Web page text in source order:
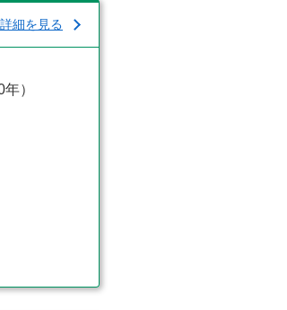
詳細を見る
）